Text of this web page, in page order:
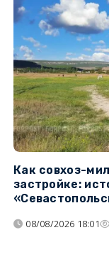
Как совхоз-
застройке:
08/08/2026 18:01